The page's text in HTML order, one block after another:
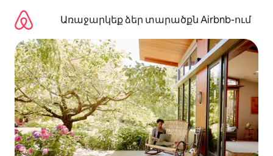
բովանդակությանըԱռաջարկեք ձեր տարածքն Airbnb-ում